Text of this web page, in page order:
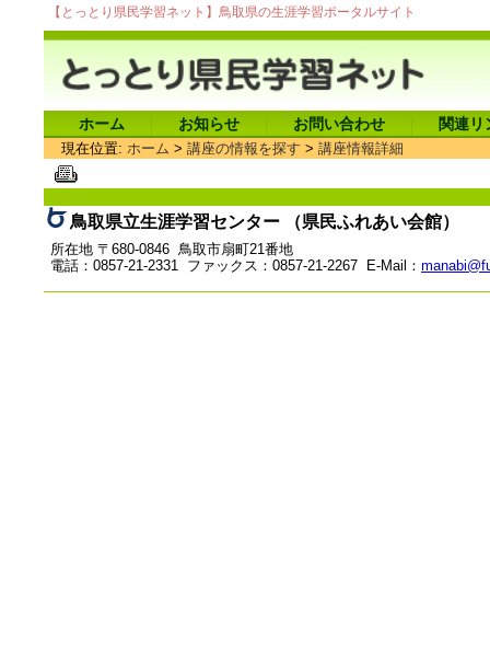
【とっとり県民学習ネット】鳥取県の生涯学習ポータルサイト
ホーム お知らせ お問い合わせ 関連リ
現在位置: ホーム > 講座の情報を探す > 講座情報詳細
鳥取県立生涯学習センター （県民ふれあい会館）
所在地 〒680-0846 鳥取市扇町21番地
電話：0857-21-2331 ファックス：0857-21-2267 E-Mail：